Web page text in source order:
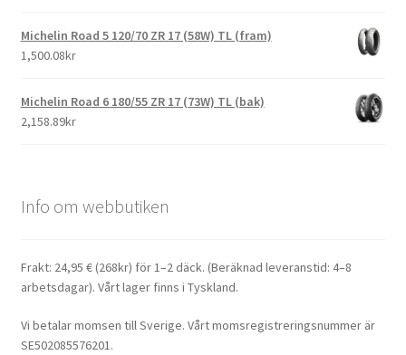
Michelin Road 5 120/70 ZR 17 (58W) TL (fram)
1,500.08kr
Michelin Road 6 180/55 ZR 17 (73W) TL (bak)
2,158.89kr
Info om webbutiken
Frakt: 24,95 € (268kr) för 1–2 däck. (Beräknad leveranstid: 4–8
arbetsdagar). Vårt lager finns i Tyskland.
Vi betalar momsen till Sverige. Vårt momsregistreringsnummer är
SE502085576201.